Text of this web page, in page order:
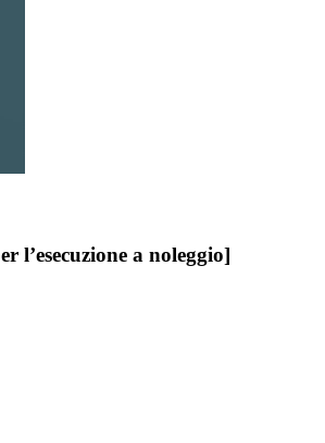
l’esecuzione a noleggio]